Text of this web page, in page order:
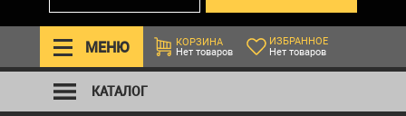
МЕНЮ
КОРЗИНА
Нет товаров
ИЗБРАННОЕ
Нет товаров
КАТАЛОГ